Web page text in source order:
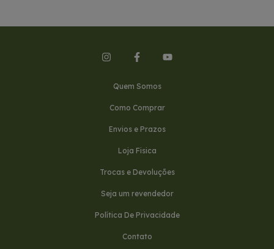
Quem Somos
Como Comprar
Envios e Prazos
Loja Fisica
Trocas e Devoluções
Seja um revendedor
Política De Privacidade
Contato